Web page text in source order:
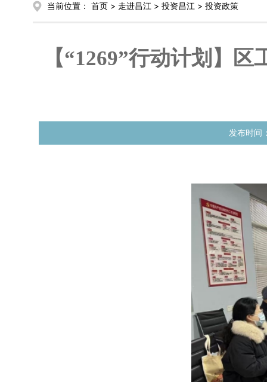
当前位置： 首页 > 走进昌江 > 投资昌江 > 投资政策
【“1269”行动计划】
发布时